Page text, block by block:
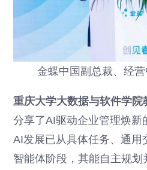
金蝶中国副总裁、经
重庆大学大数据与软件学
分享了AI驱动企业管理焕新
AI发展已从具体任务、通用
智能体阶段，其能自主规